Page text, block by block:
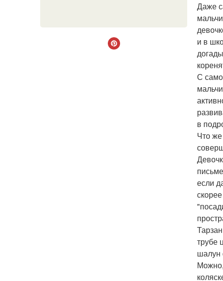
Даже
и в
С
в
Что
если
трубе
шалун